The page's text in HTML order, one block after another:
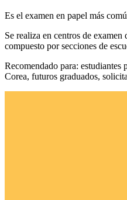
Es el examen en papel más
Se realiza en centros de
compuesto porsecciones de
Recomendado para: estudiantes
Corea, futuros graduados,